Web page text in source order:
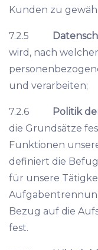
Kunden zu
7.2.5
wird, nach
und verarbeiten;
7.2.6 Politik
die Grundsätze
Funktionen
definiert die
für unsere
Bezug auf die
fest.